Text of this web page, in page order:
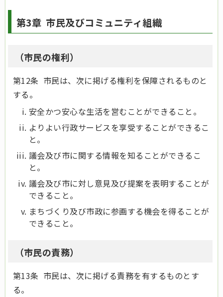
第3章 市民及びコミュニティ組織
（市民の権利）
第12条 市民は、次に掲げる権利を保障されるものと
する。
安全かつ安心な生活を営むことができること。
よりよい行政サービスを享受することができるこ
と。
議会及び市に関する情報を知ることができるこ
と。
議会及び市に対し意見及び提案を表明することが
できること。
まちづくり及び市政に参画する機会を得ることが
できること。
（市民の責務）
第13条 市民は、次に掲げる責務を有するものとす
る。